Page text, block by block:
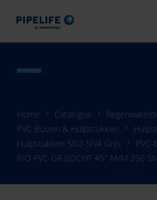
Home Catalogus
PVC Buizen & Hulpstukken
Hulpstukken SN2-SN4 Grijs
RIO PVC GR BOCHT 45° M/M 250